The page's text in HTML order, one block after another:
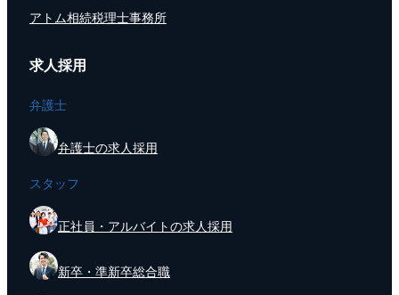
アトム相続税理士事務所
求人採用
弁護士
弁護士の求人採用
スタッフ
正社員・アルバイトの求人採用
新卒・準新卒総合職